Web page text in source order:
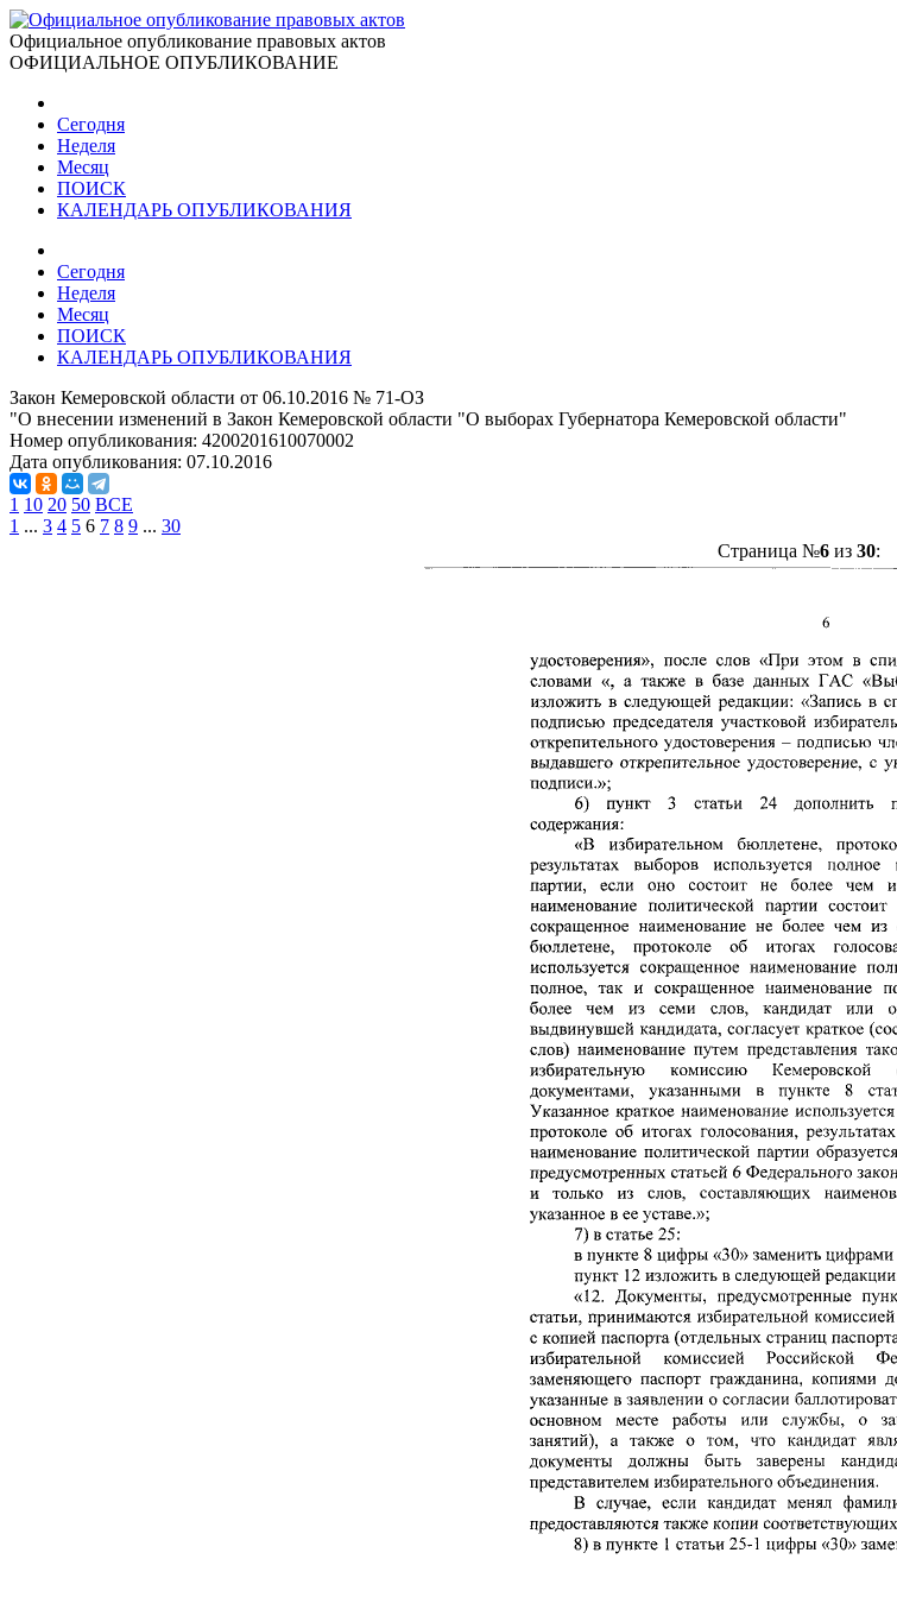
Официальное опубликование правовых актов
ОФИЦИАЛЬНОЕ ОПУБЛИКОВАНИЕ
Сегодня
Неделя
Месяц
ПОИСК
КАЛЕНДАРЬ ОПУБЛИКОВАНИЯ
Сегодня
Неделя
Месяц
ПОИСК
КАЛЕНДАРЬ ОПУБЛИКОВАНИЯ
Закон Кемеровской области от 06.10.2016 № 71-ОЗ
"О внесении изменений в Закон Кемеровской области "О выборах Губернатора Кемеровской области"
Номер опубликования: 4200201610070002
Дата опубликования: 07.10.2016
1 10 20 50 ВСЕ
1 ... 3 4 5 6 7 8 9 ... 30
Страница №6из 30: